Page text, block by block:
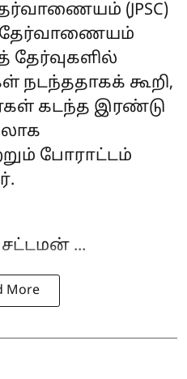
(JPSC)
தேர்வாணையம்
தேர்வுகளில்
நடந்ததாகக் கூறி,
கடந்த இரண்டு
போராட்டம்
...
More